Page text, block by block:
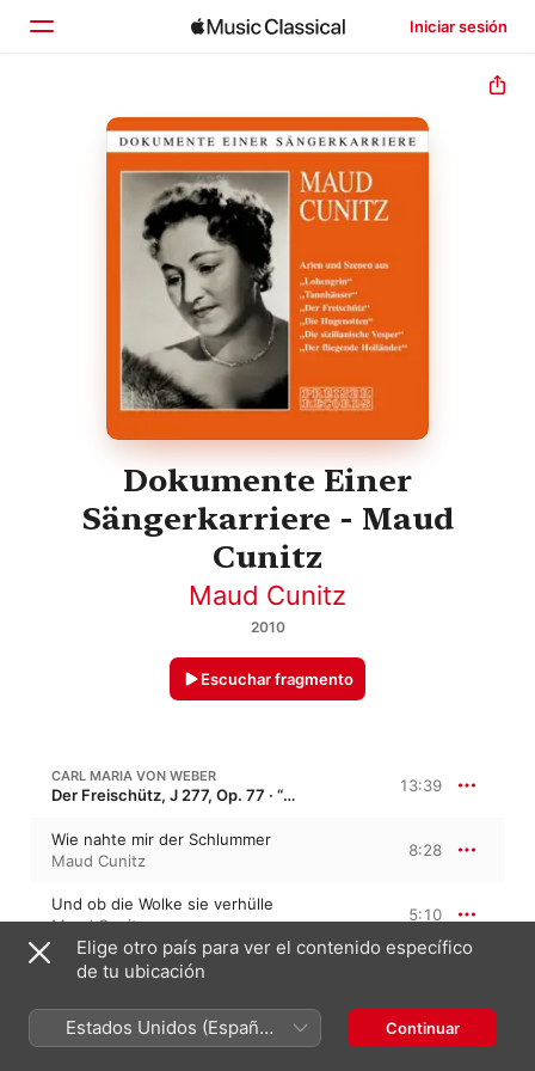
Iniciar sesión
Inicio
Explorar
Dokumente Einer
Sängerkarriere - Maud
Cunitz
Maud Cunitz
2010
Escuchar fragmento
CARL MARIA VON WEBER
Der Freischütz, J 277, Op. 77 · “El cazador furtivo” 13:39
Wie nahte mir der Schlummer
Maud Cunitz
8:28
Und ob die Wolke sie verhülle
Maud Cunitz
5:10
Was vernahm ich?
Elige otro país para ver el contenido específico
de tu ubicación
Estados Unidos (Español
México)
Continuar